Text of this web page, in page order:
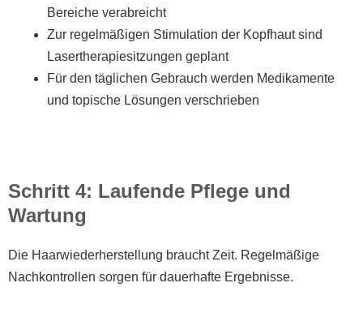
Bereiche verabreicht
Zur regelmäßigen Stimulation der Kopfhaut sind
Lasertherapiesitzungen geplant
Für den täglichen Gebrauch werden Medikamente
und topische Lösungen verschrieben
Schritt 4: Laufende Pflege und
Wartung
Die Haarwiederherstellung braucht Zeit. Regelmäßige
Nachkontrollen sorgen für dauerhafte Ergebnisse.